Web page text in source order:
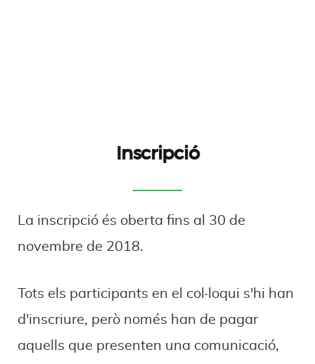
Inscripció
La inscripció és oberta fins al 30 de
novembre de 2018.
Tots els participants en el col·loqui s'hi han
d'inscriure, però només han de pagar
aquells que presenten una comunicació,